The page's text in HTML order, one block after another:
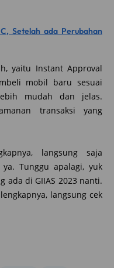
Setelah ada Perubahan
yaitu Instant Approval
mobil baru sesuai
mudah dan jelas.
transaksi yang
langsung saja
Tunggu apalagi, yuk
ada di GIIAS 2023 nanti.
langsung cek